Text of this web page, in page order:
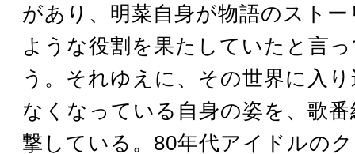
があり、明菜自身が物語のスト
ような役割を果たしていたと言
う。それゆえに、その世界に入
なくなっている自身の姿を、歌
撃している。80年代アイドルの